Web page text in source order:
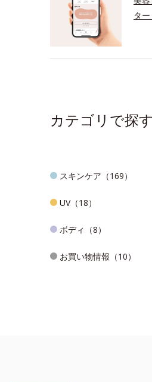
ター
カテゴリで探す
スキンケア（169）
UV（18）
ボディ（8）
お買い物情報（10）